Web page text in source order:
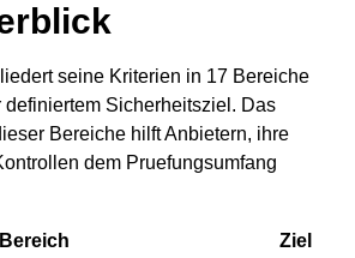
seine Kriterien in 17 Bereiche
definiertem Sicherheitsziel. Das
Bereiche hilft Anbietern, ihre
dem Pruefungsumfang
Bereich Ziel